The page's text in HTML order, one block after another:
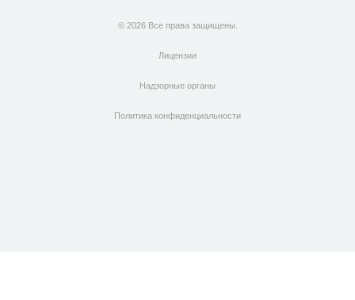
© 2026 Все права защищены.
Лицензии
Надзорные органы
Политика конфиденциальности